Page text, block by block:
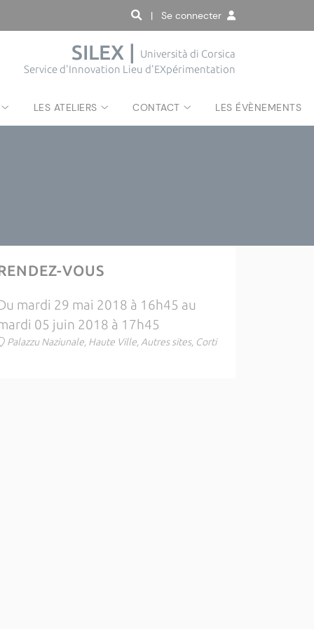
| Se connecter
SILEX |
Università di Corsica
Service d'Innovation Lieu d'EXpérimentation
LES ATELIERS CONTACT LES ÉVÈNEMENTS
VOUS
mardi 29 mai 2018 à 16h45 au
05 juin 2018 à 17h45
Palazzu Naziunale, Haute Ville, Autres sites, Corti